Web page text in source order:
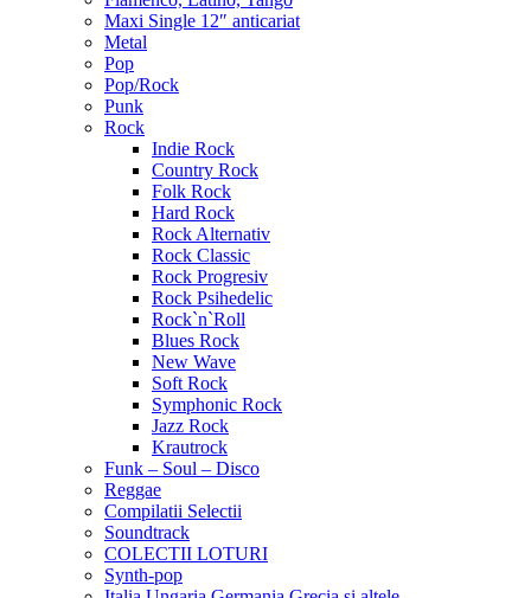
Maxi Single 12″ anticariat
Metal
Pop
Pop/Rock
Punk
Rock
Indie Rock
Country Rock
Folk Rock
Hard Rock
Rock Alternativ
Rock Classic
Rock Progresiv
Rock Psihedelic
Rock`n`Roll
Blues Rock
New Wave
Soft Rock
Symphonic Rock
Jazz Rock
Krautrock
Funk – Soul – Disco
Reggae
Compilatii Selectii
Soundtrack
COLECTII LOTURI
Synth-pop